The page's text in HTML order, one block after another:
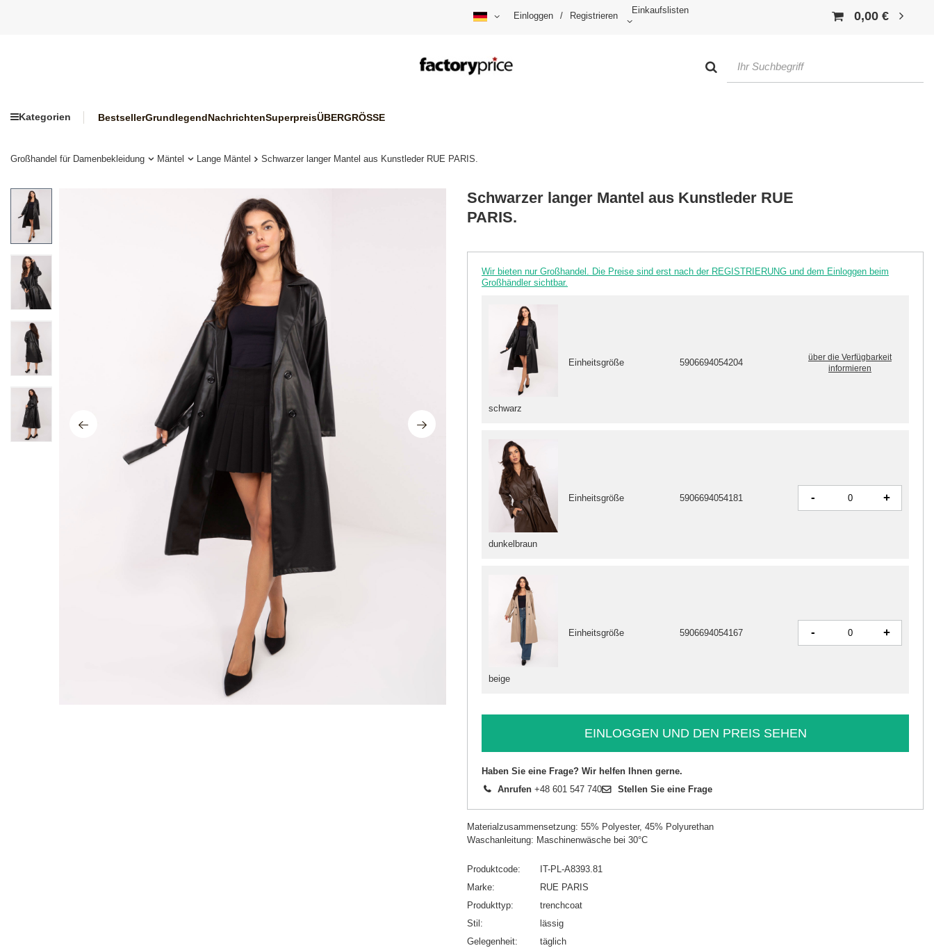
Einloggen / Registrieren
Einkaufslisten 0,00 €
Kategorien BestsellerGrundlegendNachrichtenSuperpreisÜBERGRÖSSE
Großhandel für Damenbekleidung Mäntel Lange Mäntel Schwarzer langer Mantel aus Kunstleder RUE PARIS.
Schwarzer langer Mantel aus Kunstleder RUE
PARIS.
Wir bieten nur Großhandel. Die Preise sind erst nach der REGISTRIERUNG und dem Einloggen beim
Großhändler sichtbar.
dunkelbraun
Einheitsgröße 5906694054181 - +
beige
Einheitsgröße 5906694054167 - +
schwarz
Einheitsgröße 5906694054204
über die Verfügbarkeit
informieren
EINLOGGEN UND DEN PREIS SEHEN
Haben Sie eine Frage? Wir helfen Ihnen gerne.
Anrufen +48 601 547 740 Stellen Sie eine Frage
Materialzusammensetzung: 55% Polyester, 45% Polyurethan
Waschanleitung: Maschinenwäsche bei 30°C
Produktcode
IT-PL-A8393.81
Marke
RUE PARIS
Produkttyp
trenchcoat
Stil
lässig
Gelegenheit
täglich